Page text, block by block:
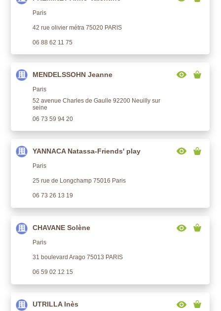
Paris
42 rue olivier métra 75020 PARIS
06 88 62 11 75
MENDELSSOHN Jeanne
Paris
52 avenue Charles de Gaulle 92200 Neuilly sur
seine
06 73 59 94 20
YANNACA Natassa-Friends' play
Paris
25 rue de Longchamp 75016 Paris
06 73 26 13 19
CHAVANE Solène
Paris
31 boulevard Arago 75013 PARIS
06 59 02 12 15
UTRILLA Inès